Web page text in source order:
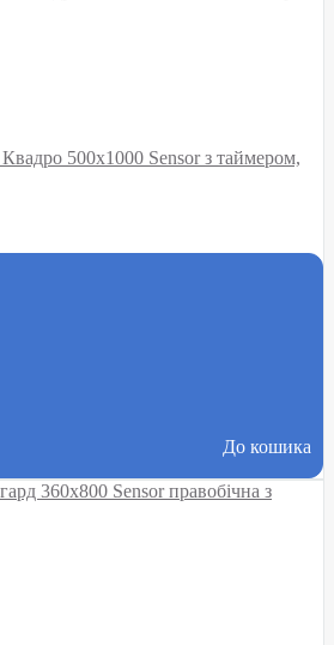
500х1000 Sensor з таймером,
До кошика